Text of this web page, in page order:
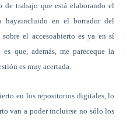
trabajo que está elaborando el
en el borrador del
el accesoabierto es ya en sí
que, además, me pareceque la
es muy acertada.
en los repositorios digitales, lo
van a poder incluirse no sólo los